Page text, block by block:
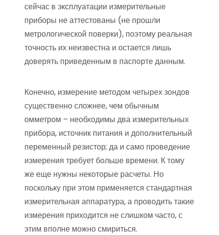
сейчас в эксплуатации измерительные
приборы не аттестованы (не прошли
метрологической поверки), поэтому реальная
точность их неизвестна и остается лишь
доверять приведенным в паспорте данным.
Конечно, измерение методом четырех зондов
существенно сложнее, чем обычным
омметром – необходимы два измерительных
прибора, источник питания и дополнительный
переменный резистор; да и само проведение
измерения требует больше времени. К тому
же еще нужны некоторые расчеты. Но
поскольку при этом применяется стандартная
измерительная аппаратура, а проводить такие
измерения приходится не слишком часто, с
этим вполне можно смириться.